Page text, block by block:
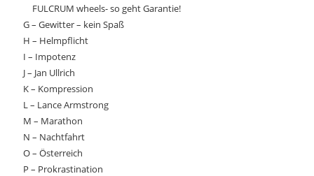
FULCRUM wheels- so geht Garantie!
G – Gewitter – kein Spaß
H – Helmpflicht
I – Impotenz
J – Jan Ullrich
K – Kompression
L – Lance Armstrong
M – Marathon
N – Nachtfahrt
O – Österreich
P – Prokrastination